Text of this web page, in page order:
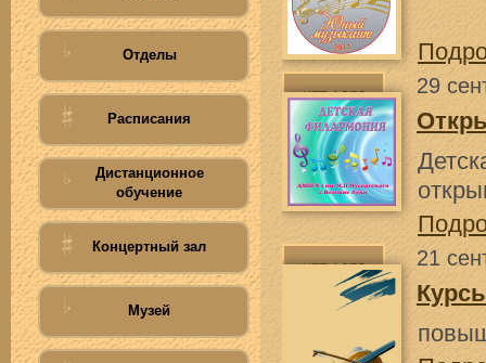
Отделы
Расписания
Дистанционное
обучение
Концертный зал
Музей
29
21